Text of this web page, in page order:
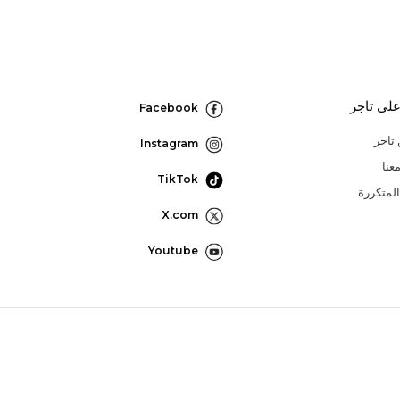
تاجر Facebook
Instagram
TikTok
X.com
Youtube